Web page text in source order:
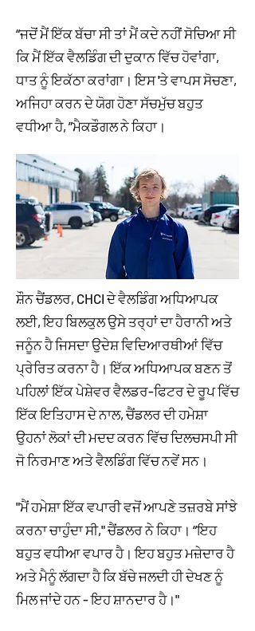
“ਜਦੋਂ ਮੈਂ ਇੱਕ ਬੱਚਾ ਸੀ ਤਾਂ ਮੈਂ ਕਦੇ ਨਹੀਂ ਸੋਚਿਆ ਸੀ
ਕਿ ਮੈਂ ਇੱਕ ਵੈਲਡਿੰਗ ਦੀ ਦੁਕਾਨ ਵਿੱਚ ਹੋਵਾਂਗਾ,
ਧਾਤ ਨੂੰ ਇਕੱਠਾ ਕਰਾਂਗਾ। ਇਸ 'ਤੇ ਵਾਪਸ ਸੋਚਣਾ,
ਅਜਿਹਾ ਕਰਨ ਦੇ ਯੋਗ ਹੋਣਾ ਸੱਚਮੁੱਚ ਬਹੁਤ
ਵਧੀਆ ਹੈ, ”ਮੈਕਡੌਗਲ ਨੇ ਕਿਹਾ।
ਸ਼ੌਨ ਚੈਂਡਲਰ, CHCI ਦੇ ਵੈਲਡਿੰਗ ਅਧਿਆਪਕ
ਲਈ, ਇਹ ਬਿਲਕੁਲ ਉਸੇ ਤਰ੍ਹਾਂ ਦਾ ਹੈਰਾਨੀ ਅਤੇ
ਜਨੂੰਨ ਹੈ ਜਿਸਦਾ ਉਦੇਸ਼ ਵਿਦਿਆਰਥੀਆਂ ਵਿੱਚ
ਪ੍ਰੇਰਿਤ ਕਰਨਾ ਹੈ। ਇੱਕ ਅਧਿਆਪਕ ਬਣਨ ਤੋਂ
ਪਹਿਲਾਂ ਇੱਕ ਪੇਸ਼ੇਵਰ ਵੈਲਡਰ-ਫਿਟਰ ਦੇ ਰੂਪ ਵਿੱਚ
ਇੱਕ ਇਤਿਹਾਸ ਦੇ ਨਾਲ, ਚੈਂਡਲਰ ਦੀ ਹਮੇਸ਼ਾ
ਉਹਨਾਂ ਲੋਕਾਂ ਦੀ ਮਦਦ ਕਰਨ ਵਿੱਚ ਦਿਲਚਸਪੀ ਸੀ
ਜੋ ਨਿਰਮਾਣ ਅਤੇ ਵੈਲਡਿੰਗ ਵਿੱਚ ਨਵੇਂ ਸਨ।
"ਮੈਂ ਹਮੇਸ਼ਾ ਇੱਕ ਵਪਾਰੀ ਵਜੋਂ ਆਪਣੇ ਤਜ਼ਰਬੇ ਸਾਂਝੇ
ਕਰਨਾ ਚਾਹੁੰਦਾ ਸੀ," ਚੈਂਡਲਰ ਨੇ ਕਿਹਾ। “ਇਹ
ਬਹੁਤ ਵਧੀਆ ਵਪਾਰ ਹੈ। ਇਹ ਬਹੁਤ ਮਜ਼ੇਦਾਰ ਹੈ
ਅਤੇ ਮੈਨੂੰ ਲੱਗਦਾ ਹੈ ਕਿ ਬੱਚੇ ਜਲਦੀ ਹੀ ਦੇਖਣ ਨੂੰ
ਮਿਲ ਜਾਂਦੇ ਹਨ - ਇਹ ਸ਼ਾਨਦਾਰ ਹੈ।"